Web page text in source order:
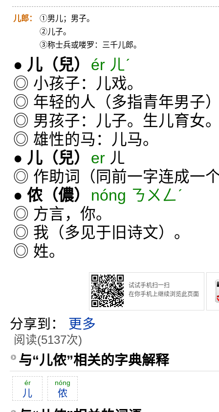
儿郎：
①男儿；男子。
②儿子。
③称士兵或喽罗：三千儿郎。
● 儿 （兒）
ér ㄦˊ
◎ 小孩子：儿戏。
◎ 年轻的人（多指青年男子
◎ 男孩子：儿子。生儿育女
◎ 雄性的马：儿马。
● 儿 （兒） er ㄦ
◎ 作助词（同前一字连成一
● 侬 （儂）
nóng ㄋㄨㄥˊ
◎ 方言，你。
◎ 我（多见于旧诗文）。
◎ 姓。
试试手机扫一扫
在你手机上继续浏览此页面
分享到： 更多
阅读(5137次)
与“儿侬”相关的字典解释
ér
儿
nóng
侬